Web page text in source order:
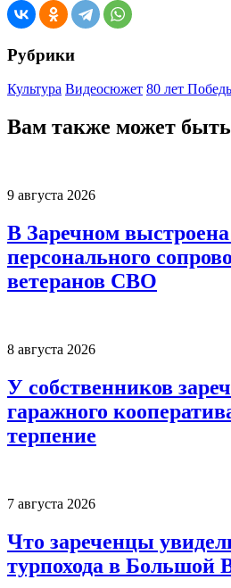
Рубрики
Культура Видеосюжет 80 лет
Вам также может быть
9 августа 2026
В Заречном
персонального
ветеранов СВО
8 августа 2026
У собственников
гаражного
терпение
7 августа 2026
Что зареченцы
турпохода в Большой